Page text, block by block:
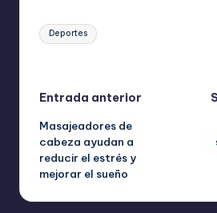
Etiquetas:
Deportes
Navegación
de
entradas
Entrada anterior
Masajeadores de
cabeza ayudan a
reducir el estrés y
mejorar el sueño